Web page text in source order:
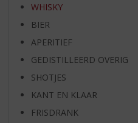
WHISKY
BIER
APERITIEF
GEDISTILLEERD OVERIG
SHOTJES
KANT EN KLAAR
FRISDRANK